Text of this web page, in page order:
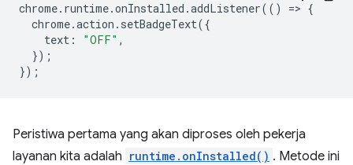
chrome. runtime.onInstalled .addListener(() => {
chrome.action . setBadgeText({
text : "OFF" ,
});
});
Peristiwa pertama yang akan diproses oleh pekerja
layanan kita adalah runtime.onInstalled() . Metode ini